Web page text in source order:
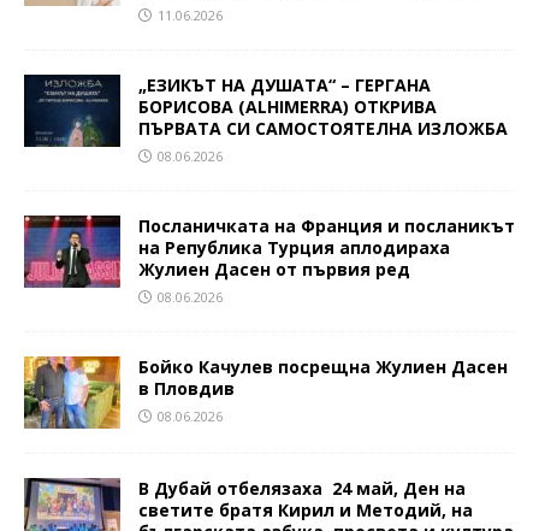
11.06.2026
„ЕЗИКЪТ НА ДУШАТА“ – ГЕРГАНА
БОРИСОВА (ALHIMERRA) ОТКРИВА
ПЪРВАТА СИ САМОСТОЯТЕЛНА ИЗЛОЖБА
08.06.2026
Посланичката на Франция и посланикът
на Република Турция аплодираха
Жулиен Дасен от първия ред
08.06.2026
Бойко Качулев посрещна Жулиен Дасен
в Пловдив
08.06.2026
В Дубай отбелязаха 24 май, Ден на
светите братя Кирил и Методий, на